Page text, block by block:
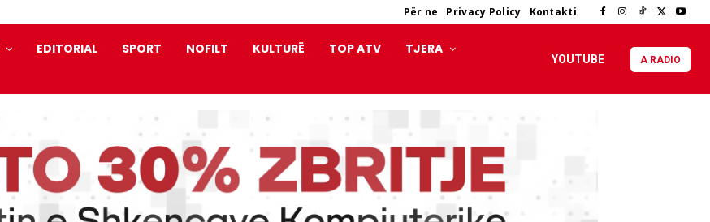
Për ne Privacy Policy Kontakti
EDITORIAL SPORT NOFILT KULTURË TOP ATV TJERA
YOUTUBE A RADIO